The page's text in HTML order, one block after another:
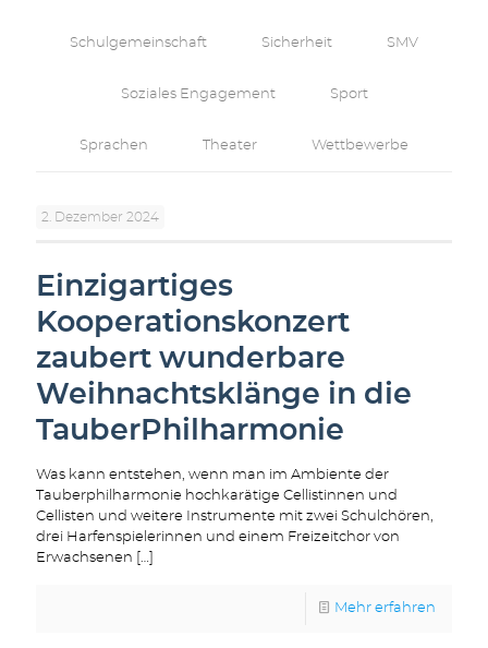
Schulgemeinschaft Sicherheit SMV
Soziales Engagement Sport
Sprachen Theater Wettbewerbe
2. Dezember 2024
Einzigartiges
Kooperationskonzert
zaubert wunderbare
Weihnachtsklänge in die
TauberPhilharmonie
Was kann entstehen, wenn man im Ambiente der
Tauberphilharmonie hochkarätige Cellistinnen und
Cellisten und weitere Instrumente mit zwei Schulchören,
drei Harfenspielerinnen und einem Freizeitchor von
Erwachsenen […]
Mehr erfahren